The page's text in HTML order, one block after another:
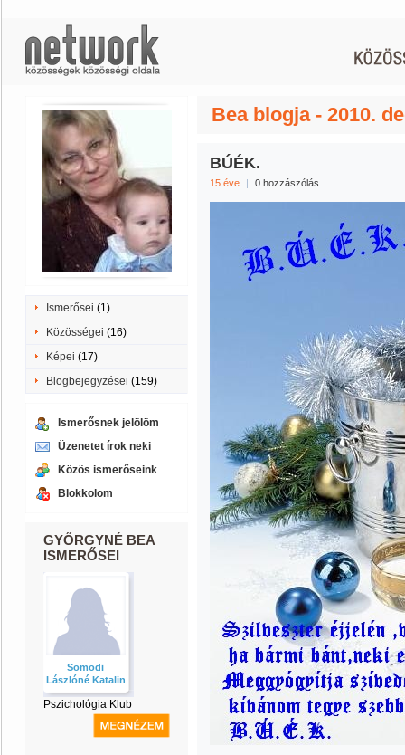
Ismerősei (1)
Közösségei (16)
Képei (17)
Blogbejegyzései (159)
Ismerősnek jelölöm
Üzenetet írok neki
Közös ismerőseink
Blokkolom
GYŐRGYNÉ BEA
ISMERŐSEI
Somodi
Lászlóné Katalin
Pszichológia Klub
Bea blogja - 2010.
BÚÉK.
15 éve | 0 hozzászólás